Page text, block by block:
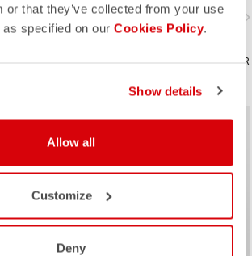
or that they’ve collected from your use
specified on our Cookies Policy.
Show details
Allow all
Customize
Deny
rides, but
casual shortnavigate_next navigate_before
COMPARAR
sell50% OFF